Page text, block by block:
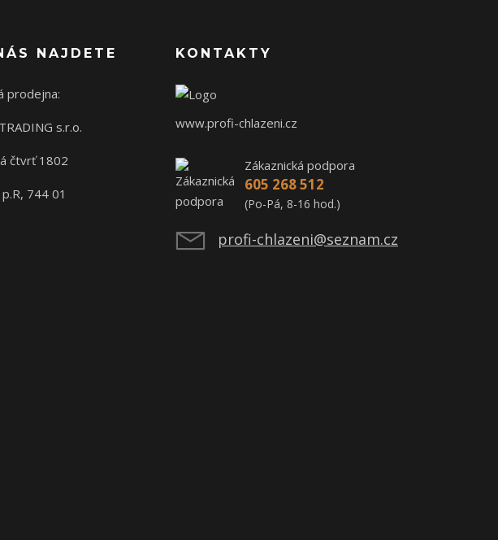
NAJDETE
prodejna:
s.r.o.
čtvrť 1802
744 01
KONTAKTY
www.profi-chlazeni.cz
Zákaznická podpora
605 268 512
(Po-Pá, 8-16 hod.)
profi-chlazeni@seznam.cz